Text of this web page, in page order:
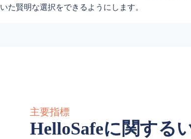
いた賢明な選択をできるようにします。
主要指標
HelloSafeに関する